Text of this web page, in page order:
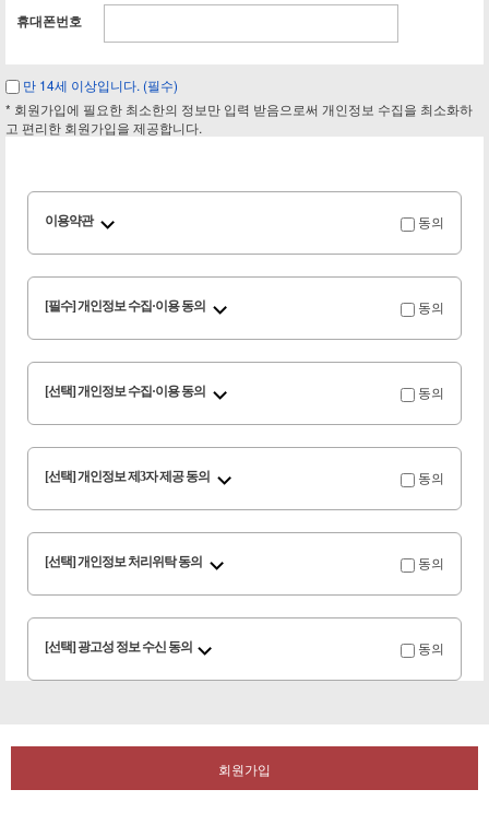
휴대폰번호
만 14세 이상입니다. (필수)
* 회원가입에 필요한 최소한의 정보만 입력 받음으로써 개인정보 수집을 최소화하
고 편리한 회원가입을 제공합니다.
이용약관 동의
[필수] 개인정보 수집·이용 동의 동의
[선택] 개인정보 수집·이용 동의 동의
[선택] 개인정보 제3자 제공 동의 동의
[선택] 개인정보 처리위탁 동의 동의
[선택] 광고성 정보 수신 동의 동의
회원가입